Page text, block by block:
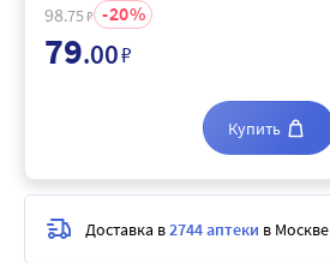
98.75 ₽ 20
79.00₽
Купить
Доставка в2744 аптеки в Москве